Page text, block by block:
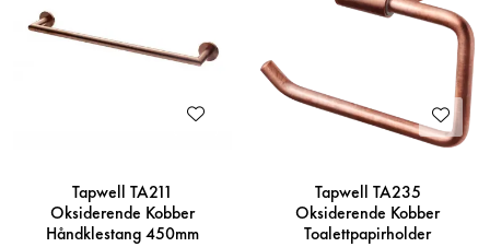
Tapwell TA211
Oksiderende Kobber
Håndklestang 450mm
Tapwell TA235
Oksiderende Kobber
Toalettpapirholder